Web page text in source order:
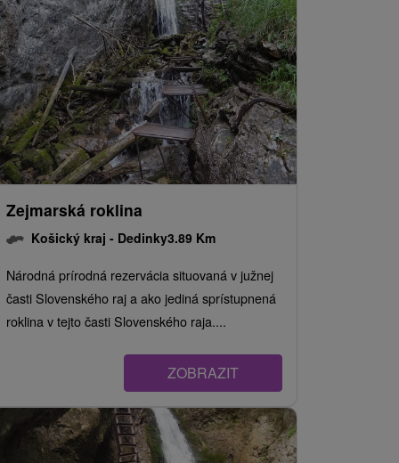
Zejmarská roklina
Košický kraj - Dedinky3.89 Km
Národná prírodná rezervácia situovaná v južnej
časti Slovenského raj a ako jediná sprístupnená
roklina v tejto časti Slovenského raja....
ZOBRAZIT